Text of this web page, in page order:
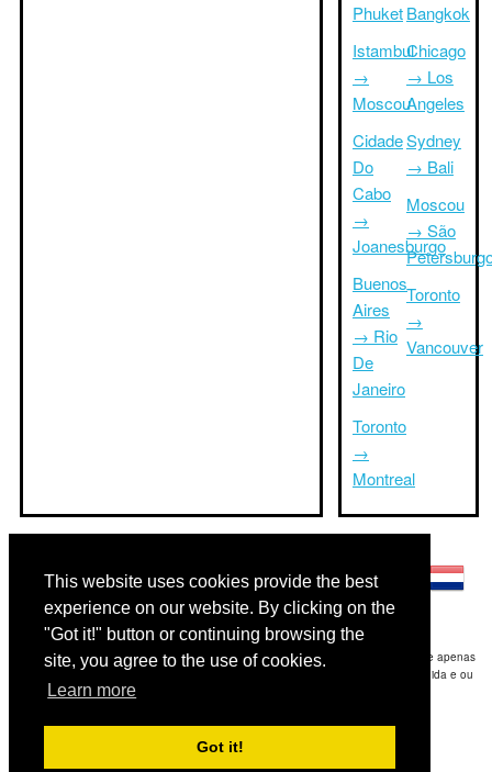
This website uses cookies provide the best
experience on our website. By clicking on the
"Got it!" button or continuing browsing the
site, you agree to the use of cookies.
Learn more
Got it!
Phuket
Istambul
→
Moscou
Cidade
Do
Cabo
→
Joanesburgo
Buenos
Aires
→ Rio
De
Janeiro
Toronto
→
Montreal
Bangkok
Chicago
→ Los
Angeles
Sydney
→ Bali
Moscou
→ São
Toronto
→
Vancouver
Disclaimer: As informações apresentadas neste site é a nossa melhor estimativa e apenas
para sua referência.Triptimeto.com não se responsabiliza por qualquer atraso de ida e ou
consequentes danos / resultou das informações fornecidas.
Copyright 2015-2026
Contact Usfor feedback.